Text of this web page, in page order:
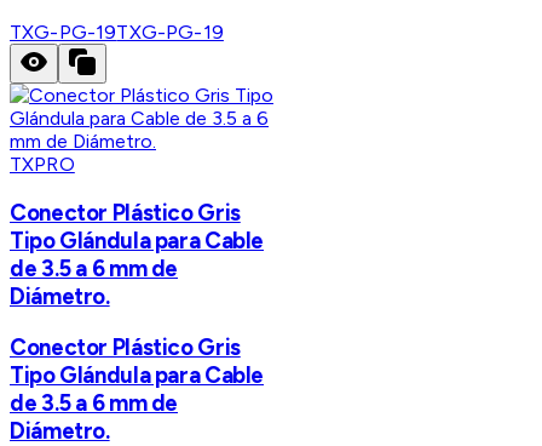
TXG-PG-19TXG-PG-19
TXPRO
Conector Plástico Gris
Tipo Glándula para Cable
de 3.5 a 6 mm de
Diámetro.
Conector Plástico Gris
Tipo Glándula para Cable
de 3.5 a 6 mm de
Diámetro.